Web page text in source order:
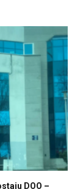
DOO –